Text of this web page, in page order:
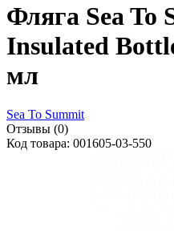
Фляга Sea To
Insulated
мл
Sea To Summit
Отзывы (0)
Код товара: 001605-03-550